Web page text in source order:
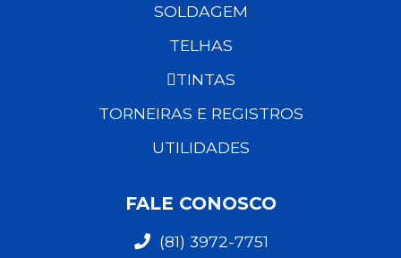
SOLDAGEM
TELHAS
TINTAS
TORNEIRAS E REGISTROS
UTILIDADES
FALE CONOSCO
(81) 3972-7751